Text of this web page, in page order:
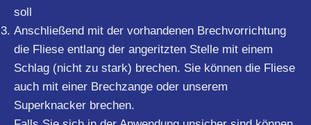
soll
Anschließend mit der vorhandenen Brechvorrichtung
die Fliese entlang der angeritzten Stelle mit einem
Schlag (nicht zu stark) brechen. Sie können die Fliese
auch mit einer Brechzange oder unserem
Superknacker brechen.